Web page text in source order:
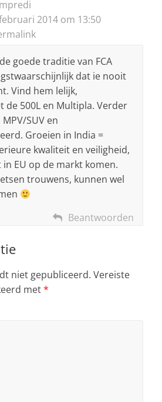
2014 om 13:50
goede traditie van FCA
dat ie nooit
Vind hem lelijk,
de 500L en Multipla. Verder
SUV en
Groeien in India =
kwaliteit en veiligheid,
EU op de markt komen.
trouwens, kunnen wel
Beantwoorden
niet gepubliceerd. Vereiste
met*